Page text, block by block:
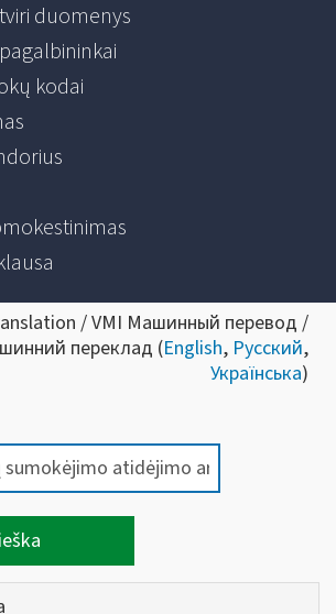
duomenys
kodai
/ VMI Машинный перевод /
переклад (English, Русский,
Українська)